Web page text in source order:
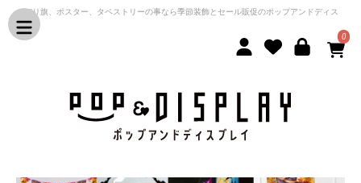
のぼり旗、ポスター、タペストリーの事なら季節装飾とセール販促のポップアンドディス
プレイ
0